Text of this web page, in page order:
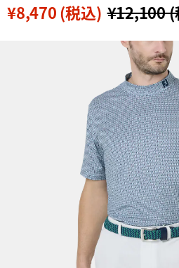
¥12,100 (
¥8,470 (税込)